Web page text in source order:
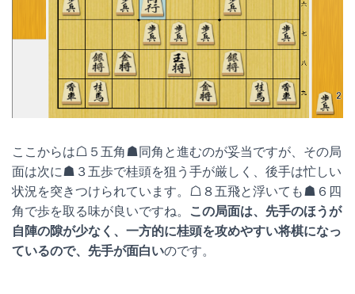
ここからは☖５五角☗同角と進むのが妥当ですが、その局
面は次に☗３五歩で桂頭を狙う手が厳しく、後手は忙しい
状況を突きつけられています。☖８五飛と浮いても☗６四
角で歩を取る味が良いですね。
この局面は、先手のほうが
自陣の隙が少なく、一方的に桂頭を攻めやすい将棋になっ
ているので、先手が面白いのです。